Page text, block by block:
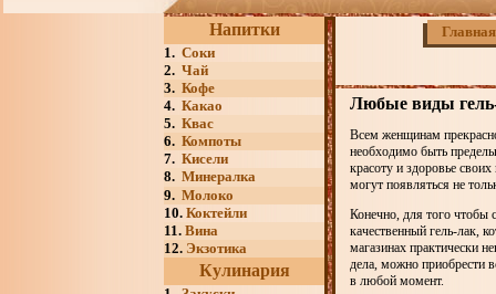
Напитки
1. Соки
2. Чай
3. Кофе
4. Какао
5. Квас
6. Компоты
7. Кисели
8. Минералка
9. Молоко
10. Коктейли
11. Вина
12. Экзотика
Кулинария
Главная
Любые виды
Всем женщинам
необходимо быть
красоту и здоровье
могут появляться не
Конечно, для того чтобы
качественный гель-лак,
магазинах практически
дела, можно приобрести
в любой момент.